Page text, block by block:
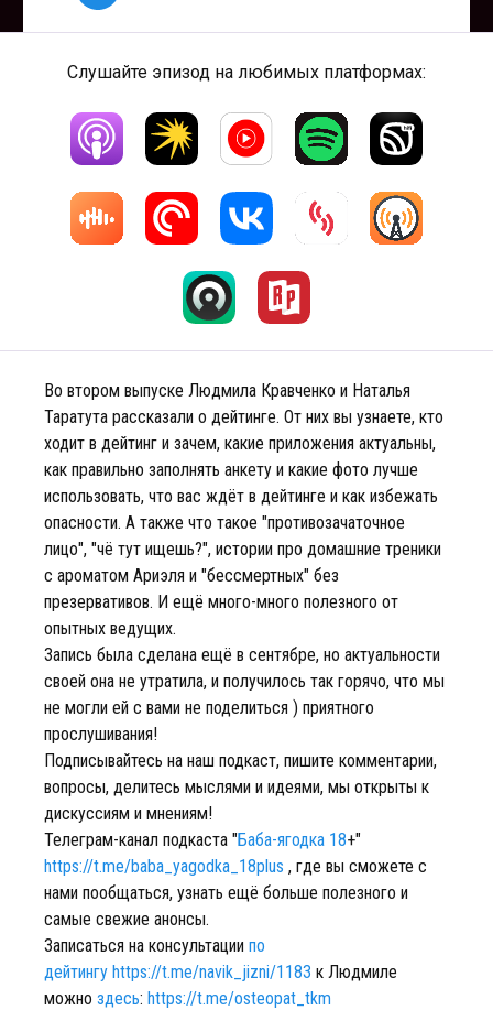
Слушайте эпизод на любимых платформах:
Во втором выпуске Людмила Кравченко и Наталья
Таратута рассказали о дейтинге. От них вы узнаете, кто
ходит в дейтинг и зачем, какие приложения актуальны,
как правильно заполнять анкету и какие фото лучше
использовать, что вас ждёт в дейтинге и как избежать
опасности. А также что такое "противозачаточное
лицо", "чё тут ищешь?", истории про домашние треники
с ароматом Ариэля и "бессмертных" без
презервативов. И ещё много-много полезного от
опытных ведущих.
Запись была сделана ещё в сентябре, но актуальности
своей она не утратила, и получилось так горячо, что мы
не могли ей с вами не поделиться ) приятного
прослушивания!
Подписывайтесь на наш подкаст, пишите комментарии,
вопросы, делитесь мыслями и идеями, мы открыты к
дискуссиям и мнениям!
Телеграм-канал подкаста "Баба-ягодка 18+"
https://t.me/baba_yagodka_18plus , где вы сможете с
нами пообщаться, узнать ещё больше полезного и
самые свежие анонсы.
Записаться на консультации по
дейтингу https://t.me/navik_jizni/1183 к Людмиле
можно здесь: https://t.me/osteopat_tkm